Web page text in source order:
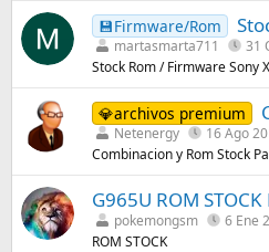
💾Firmware/Rom
martasmarta711 31
Stock Rom / Firmware Sony
💎archivos premium
Netenergy 16 Ago
Combinacion y Rom Stock
G965U ROM
pokemongsm 6 Ene
ROM STOCK